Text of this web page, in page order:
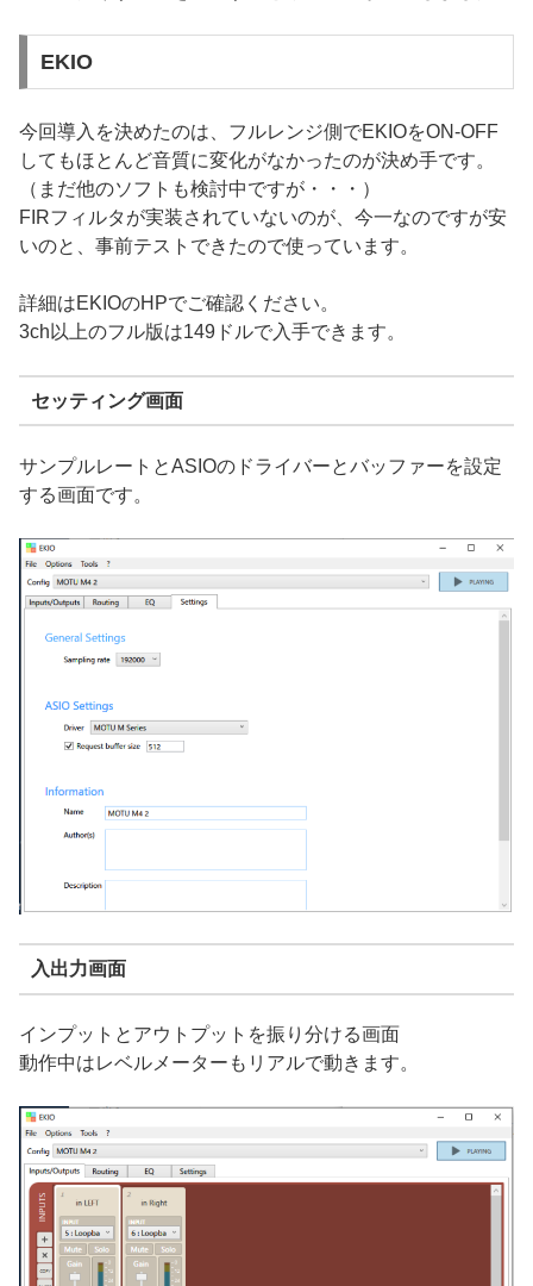
EKIO
今回導入を決めたのは、フルレンジ側でEKIOをON-OFF
してもほとんど音質に変化がなかったのが決め手です。
（まだ他のソフトも検討中ですが・・・）
FIRフィルタが実装されていないのが、今一なのですが安
いのと、事前テストできたので使っています。
詳細はEKIOのHPでご確認ください。
3ch以上のフル版は149ドルで入手できます。
セッティング画面
サンプルレートとASIOのドライバーとバッファーを設定
する画面です。
入出力画面
インプットとアウトプットを振り分ける画面
動作中はレベルメーターもリアルで動きます。